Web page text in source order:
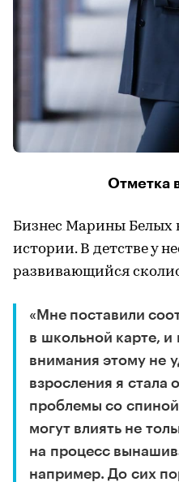
Отметка
Бизнес Марины Белых
истории. В детстве у
развивающийся
«Мне поставили
в школьной карте, и
внимания этому не
взросления я стала
проблемы со
могут влиять не
на процесс
например. До сих